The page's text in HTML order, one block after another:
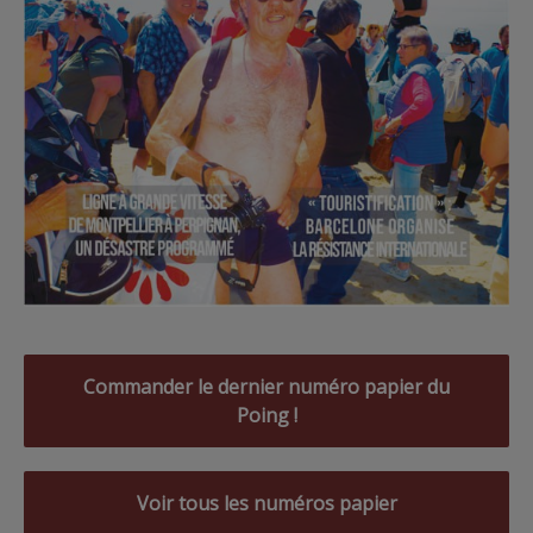
Commander le dernier numéro papier du
Poing !
Voir tous les numéros papier